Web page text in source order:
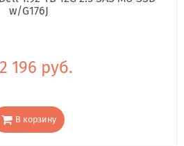
w/G176J
196 руб.
В корзину